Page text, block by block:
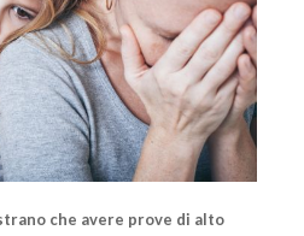
che avere prove di alto